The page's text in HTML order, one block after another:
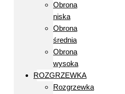
Obrona
niska
Obrona
średnia
Obrona
wysoka
ROZGRZEWKA
Rozgrzewka